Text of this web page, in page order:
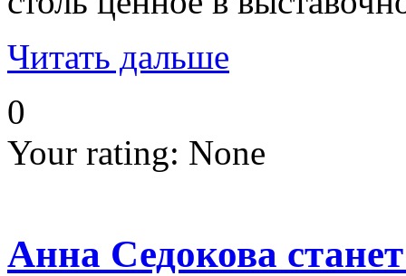
Читать дальше
0
Your rating: None
Анна Седокова